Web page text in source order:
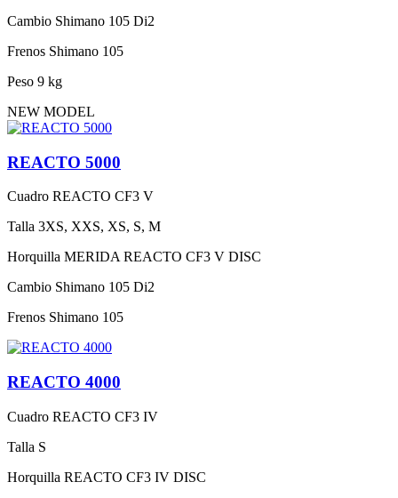
Cambio Shimano 105 Di2
Frenos Shimano 105
Peso 9 kg
NEW MODEL
REACTO 5000
Cuadro REACTO CF3 V
Talla 3XS, XXS, XS, S, M
Horquilla MERIDA REACTO CF3 V DISC
Cambio Shimano 105 Di2
Frenos Shimano 105
REACTO 4000
Cuadro REACTO CF3 IV
Talla S
Horquilla REACTO CF3 IV DISC